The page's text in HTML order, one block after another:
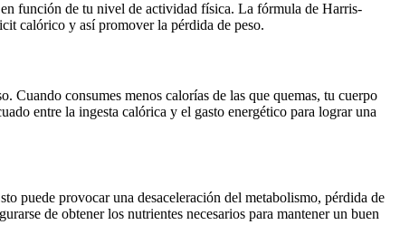
función de tu nivel de actividad física. La fórmula de Harris-
calórico y así promover la pérdida de peso.
Cuando consumes menos calorías de las que quemas, tu cuerpo
entre la ingesta calórica y el gasto energético para lograr una
puede provocar una desaceleración del metabolismo, pérdida de
de obtener los nutrientes necesarios para mantener un buen